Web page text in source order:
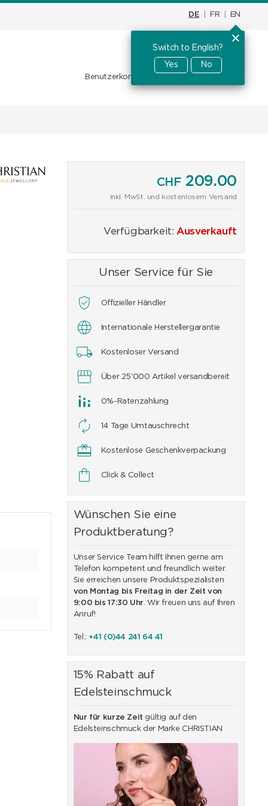
DE FR EN
Switch to English?
Yes
No
Warenkorb CHF0.00
Benutzerkonto
CHF209.00
inkl. MwSt. und kostenlosem Versand
Verfügbarkeit: Ausverkauft
Unser Service für Sie
Offizieller Händler
Internationale Herstellergarantie
Kostenloser Versand
Über 25'000 Artikel versandbereit
0%-Ratenzahlung
14 Tage Umtauschrecht
Kostenlose Geschenkverpackung
Click & Collect
Wünschen Sie eine
Produktberatung?
Unser Service Team hilft Ihnen gerne am
Telefon kompetent und freundlich weiter.
Sie erreichen unsere Produktspezialisten
von Montag bis Freitag in der Zeit von
9:00 bis 17:30 Uhr. Wir freuen uns auf Ihren
Anruf!
Tel.: +41 (0)44 241 64 41
15% Rabatt auf
Edelsteinschmuck
Nur für kurze Zeit gültig auf den
Edelsteinschmuck der Marke CHRISTIAN